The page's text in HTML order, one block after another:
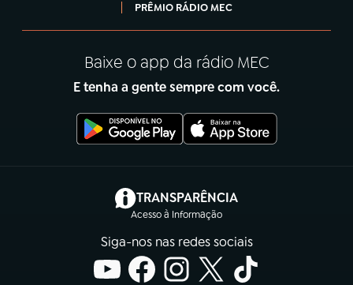
PRÊMIO RÁDIO MEC
Baixe o app da rádio MEC
E tenha a gente sempre com você.
TRANSPARÊNCIA
Acesso à Informação
(abre em nova aba)
Siga-nos nas redes sociais